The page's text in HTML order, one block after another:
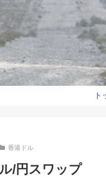
ト
香港ドル
/円スワップ